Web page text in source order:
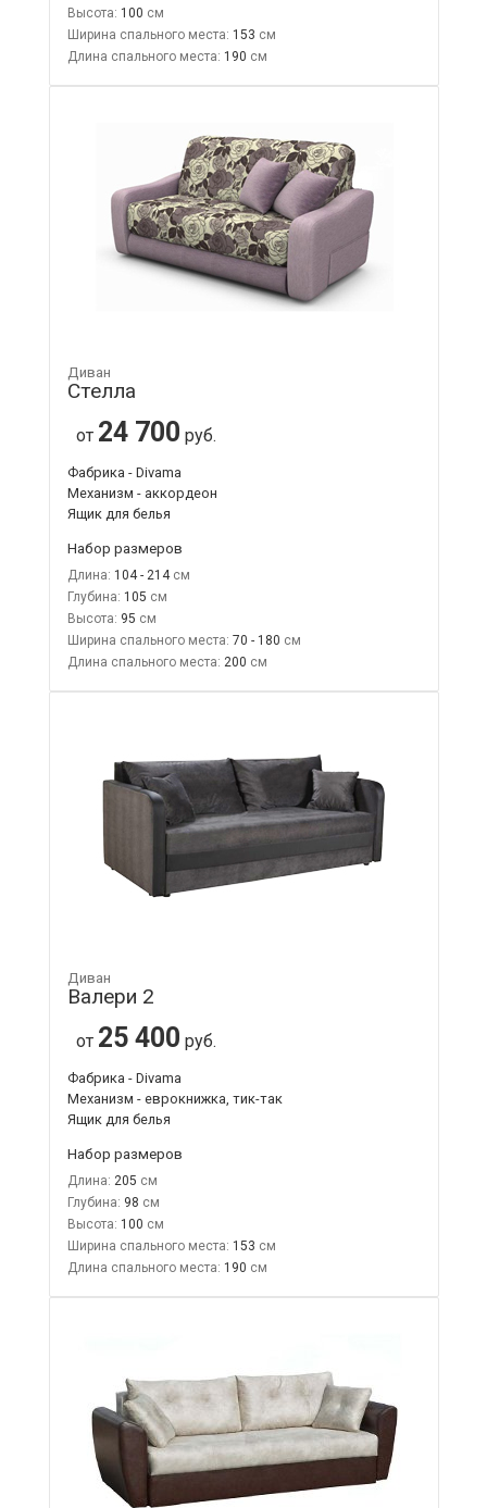
Высота: 100
Ширина спального места: 153
Длина спального места: 190
Диван
Стелла
от 24 700 руб.
Фабрика - Divama
Механизм - аккордеон
Ящик для белья
Набор размеров
Длина: 104 - 214
Глубина: 105
Высота: 95
Ширина спального места: 70 - 180
Длина спального места: 200
Диван
Валери 2
от 25 400 руб.
Фабрика - Divama
Механизм - еврокнижка, тик-так
Ящик для белья
Набор размеров
Длина: 205
Глубина: 98
Высота: 100
Ширина спального места: 153
Длина спального места: 190